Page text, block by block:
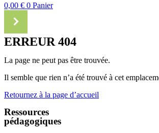
0,00 € 0 Panier
ERREUR 404
La page ne peut pas être trouvée.
Il semble que rien n’a été trouvé à cet
Retournez à la page d’accueil
Ressources
pédagogiques